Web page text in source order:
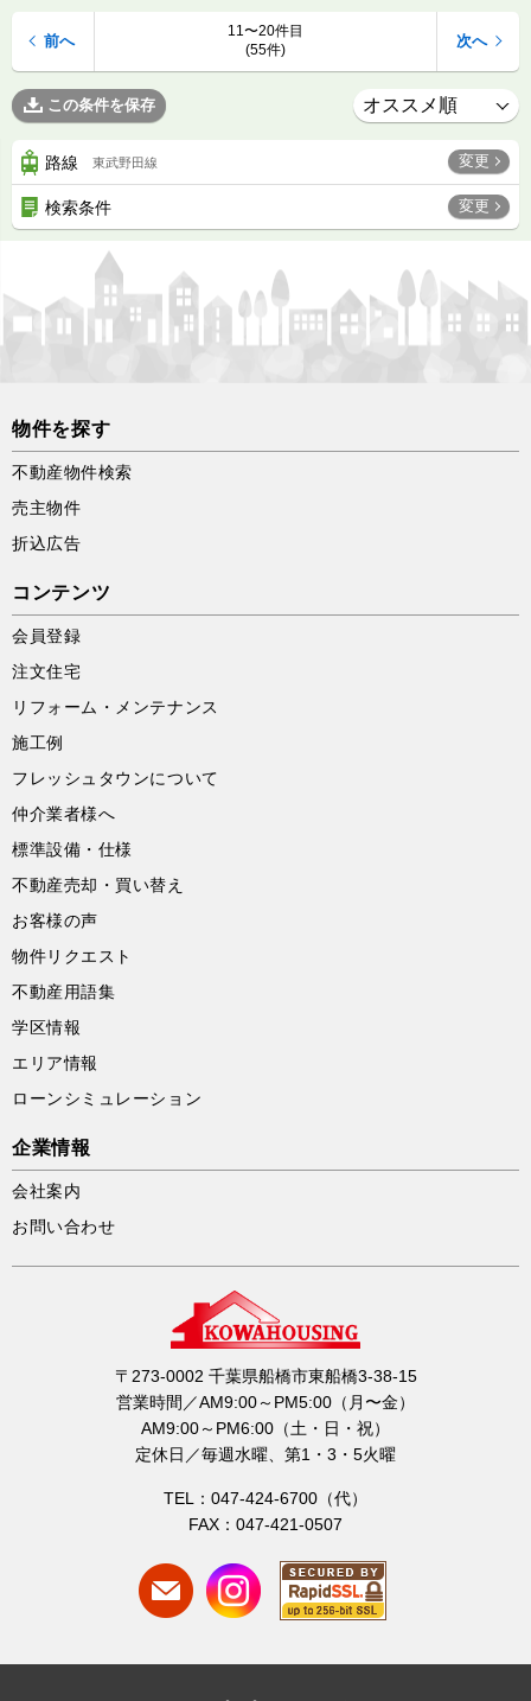
11〜20件目
(55件)
前へ 次へ
この条件を保存
路線 東武野田線 変更
検索条件 変更
物件を探す
不動産物件検索
売主物件
折込広告
コンテンツ
会員登録
注文住宅
リフォーム・メンテナンス
施工例
フレッシュタウンについて
仲介業者様へ
標準設備・仕様
不動産売却・買い替え
お客様の声
物件リクエスト
不動産用語集
学区情報
エリア情報
ローンシミュレーション
企業情報
会社案内
お問い合わせ
〒273-0002 千葉県船橋市東船橋3-38-15
営業時間／AM9:00～PM5:00（月〜金）
AM9:00～PM6:00（土・日・祝）
定休日／毎週水曜、第1・3・5火曜
TEL：047-424-6700（代）
FAX：047-421-0507